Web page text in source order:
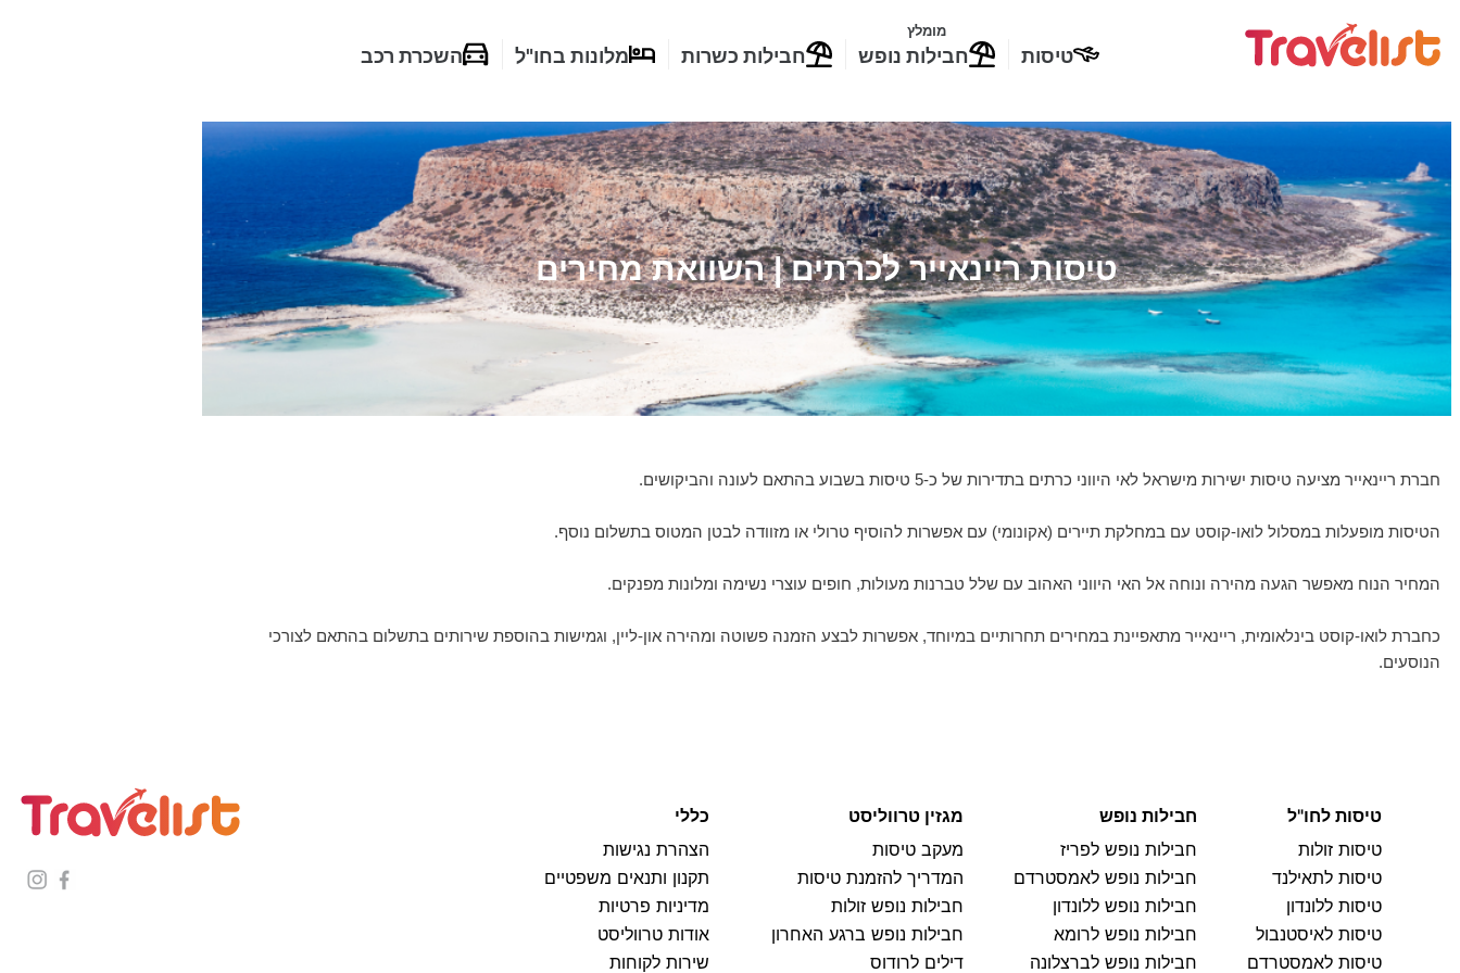
טיסות
מומלץ
חבילות נופש חבילות כשרות מלונות בחו"ל השכרת רכב
טיסות ריינאייר לכרתים | השוואת מחירים
חברת ריינאייר מציעה טיסות ישירות מישראל לאי היווני כרתים בתדירות של כ-5 טיסות בשבוע בהתאם לעונה והביקושים.
הטיסות מופעלות במסלול לואו-קוסט עם במחלקת תיירים (אקונומי) עם אפשרות להוסיף טרולי או מזוודה לבטן המטוס בתשלום נוסף.
המחיר הנוח מאפשר הגעה מהירה ונוחה אל האי היווני האהוב עם שלל טברנות מעולות, חופים עוצרי נשימה ומלונות מפנקים.
כחברת לואו-קוסט בינלאומית, ריינאייר מתאפיינת במחירים תחרותיים במיוחד, אפשרות לבצע הזמנה פשוטה ומהירה און-ליין, וגמישות בהוספת שירותים בתשלום בהתאם לצורכי
הנוסעים.
טיסות לחו"ל
טיסות זולות
טיסות לתאילנד
טיסות ללונדון
טיסות לאיסטנבול
טיסות לאמסטרדם
חבילות נופש
חבילות נופש לפריז
חבילות נופש לאמסטרדם
חבילות נופש ללונדון
חבילות נופש לרומא
חבילות נופש לברצלונה
מגזין טרווליסט
מעקב טיסות
המדריך להזמנת טיסות
חבילות נופש זולות
חבילות נופש ברגע האחרון
דילים לרודוס
כללי
הצהרת נגישות
תקנון ותנאים משפטיים
מדיניות פרטיות
אודות טרווליסט
שירות לקוחות